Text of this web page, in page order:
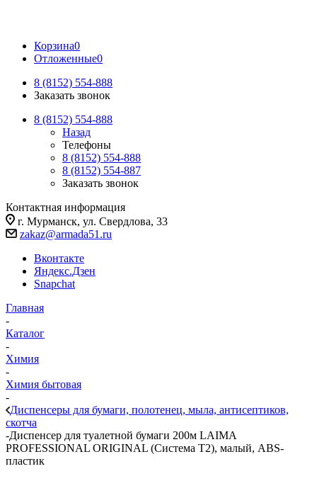
Корзина0
Отложенные0
8 (8152) 554-888
Заказать звонок
8 (8152) 554-888
Назад
Телефоны
8 (8152) 554-888
8 (8152) 554-887
Заказать звонок
Контактная информация
г. Мурманск, ул. Свердлова, 33
zakaz@armada51.ru
Вконтакте
Яндекс.Дзен
Snapchat
Главная
-
Каталог
-
Химия
-
Химия бытовая
-
Диспенсеры для бумаги, полотенец, мыла, антисептиков,
скотча
-Диспенсер для туалетной бумаги 200м LAIMA
PROFESSIONAL ORIGINAL (Система T2), малый, АBS-
пластик